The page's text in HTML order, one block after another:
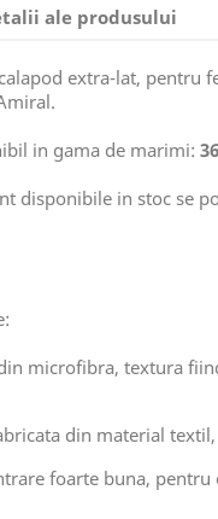
ale produsului
extra-lat, pentru
in gama de marimi:
disponibile in stoc se
microfibra, textura
din material textil,
foarte buna, pentru